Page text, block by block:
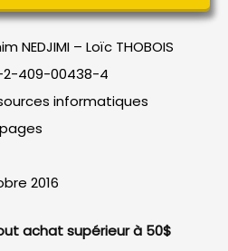
NEDJIMI – Loïc THOBOIS
2-409-00438-4
informatiques
2016
achat supérieur à 50$